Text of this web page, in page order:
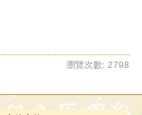
瀏覽次數: 2798